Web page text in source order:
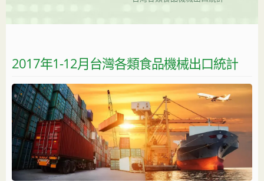
2017年1-12月台灣各類食品機械出口統計